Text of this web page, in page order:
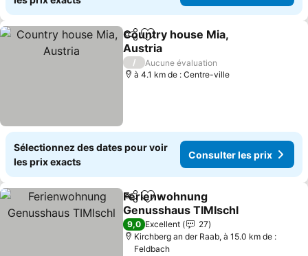
PartagerAjouter à mes favoris
Country house Mia,
Austria
Consulter les prix
/
Aucune évaluation
à 4.1 km de : Centre-ville
Sélectionnez des dates pour voir
les prix exacts
Consulter les prix
PartagerAjouter à mes favoris
Ferienwohnung
Genusshaus TIMIschl
Consulter les prix
9,0 Excellent
27
Kirchberg an der Raab, à 15.0 km de :
Feldbach